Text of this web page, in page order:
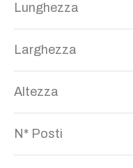
Lunghezza
Larghezza
Altezza
N* Posti